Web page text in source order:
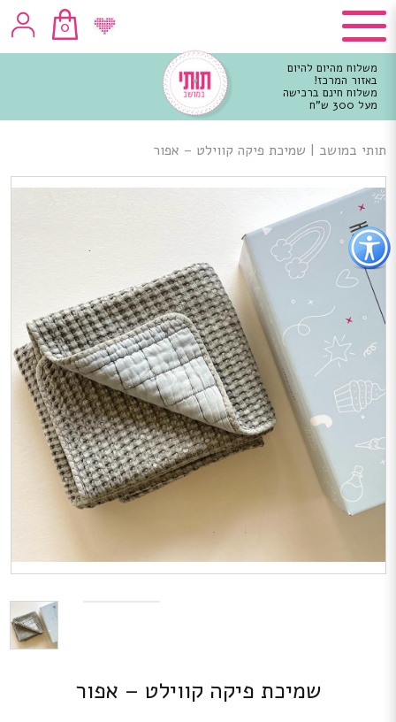
כפתור
לפתיחת
תפריט
נגישות
0
משלוח מהיום להיום
באזור המרכז!
משלוח חינם ברכישה
מעל 300 ש"ח
מרכזי
תותי במושב | שמיכת פיקה קווילט – אפור
שמיכת פיקה קווילט – אפור